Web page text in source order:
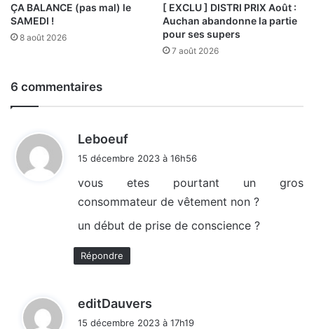
ÇA BALANCE (pas mal) le
SAMEDI !
8 août 2026
[ EXCLU ] DISTRI PRIX Août :
Auchan abandonne la partie
pour ses supers
7 août 2026
6 commentaires
Leboeuf
:
15 décembre 2023 à 16h56
vous etes pourtant un gros
consommateur de vêtement non ?
un début de prise de conscience ?
Répondre
editDauvers
15 décembre 2023 à 17h19